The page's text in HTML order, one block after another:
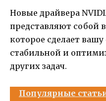
Новые драйвера
представляют собой
которое сделает вашу
стабильной и
других задач.
Популярные